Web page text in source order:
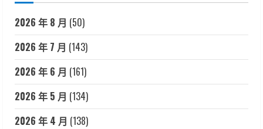
2026 年 8 月 (50)
2026 年 7 月 (143)
2026 年 6 月 (161)
2026 年 5 月 (134)
2026 年 4 月 (138)